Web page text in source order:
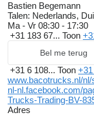
Bastien Begemann
Talen: Nederlands,
Ma - Vr 08:30 - 17:30
+31 183 67... Toon
Bel me terug
+31 6 108... Toon
www.bacotrucks.nl/nl/
nl-nl.facebook.com/
Trucks-Trading-BV-
Adres